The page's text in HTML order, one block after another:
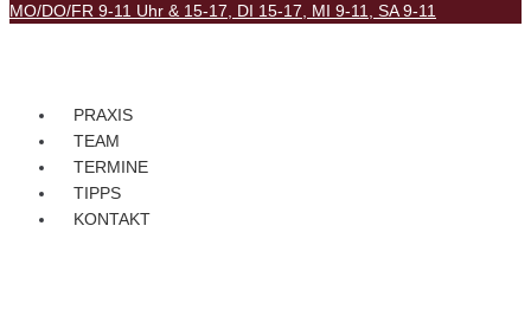
MO/DO/FR 9-11 Uhr & 15-17, DI 15-17, MI 9-11, SA 9-11
PRAXIS
TEAM
TERMINE
TIPPS
KONTAKT